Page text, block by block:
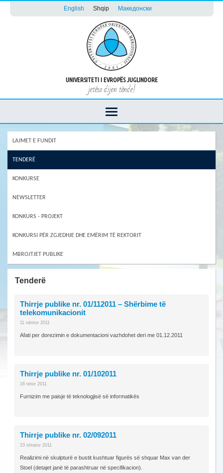
English Shqip Македонски
UNIVERSITETI I EVROPËS JUGLINDORE
jetëso dijen tënde!
LAJMET E FUNDIT
TENDERË
KONKURSE
NEWSLETTER
KONKURS - PROJEKT
KONKURSI PËR ZGJEDHJE DHE EMËRIM TË REKTORIT
MBROJTJET PUBLIKE
Tenderë
Thirrje publike nr. 01/112011 – Shërbime të
telekomunikacionit
11 nëntor 2011
Afati per dorezimin e dokumentacioni vazhdohet deri me 01.12.2011
Thirrje publike nr. 01/102011
16 tetor 2011
Furnizim me paisje të teknologjisë së informatikës
Thirrje publike nr. 02/092011
23 shtator 2011
Realizimi në skulpturë e bustit kushtuar figurës së shquar Max van der
Stoel (detajet janë të parashtruar në specifikacion).